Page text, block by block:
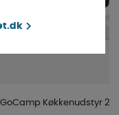
GoCamp Køkkenudstyr